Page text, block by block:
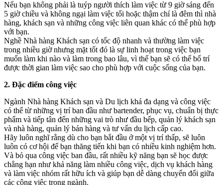
Nếu bạn không phải là tuýp người thích làm việc từ 9 giờ sáng đến
5 giờ chiều và không ngại làm việc tối hoặc thậm chí là đêm thì nhà
hàng, khách sạn và những công việc liên quan khác có thể phù hợp
với bạn.
Nghề Nhà hàng Khách sạn có tốc độ nhanh và thường làm việc
trong nhiều giờ nhưng mặt tốt đó là sự linh hoạt trong việc bạn
muốn làm khi nào và làm trong bao lâu, vì thế bạn sẽ có thể bố trí
được thời gian làm việc sao cho phù hợp với cuộc sống của bạn.
2. Đặc điểm công việc
Ngành Nhà hàng Khách sạn và Du lịch khá đa dạng và công việc
có thể từ những vị trí ban đầu như bartender, phục vụ, chuẩn bị thực
phẩm và tiếp tân đến những vai trò như đầu bếp, quản lý khách sạn
và nhà hàng, quản lý bán hàng và tư vấn du lịch cấp cao.
Hãy luôn nghĩ rằng dù cho bạn bắt đầu ở một vị trí thấp, sẽ luôn
luôn có cơ hội để bạn thăng tiến khi bạn có nhiều kinh nghiệm hơn.
Và bỏ qua công việc ban đầu, rất nhiều kỹ năng bạn sẽ học được
chẳng hạn như khả năng làm nhiều công việc, dịch vụ khách hàng
và làm việc nhóm rất hữu ích và giúp bạn dễ dàng chuyển đổi giữa
các công việc trong ngành.